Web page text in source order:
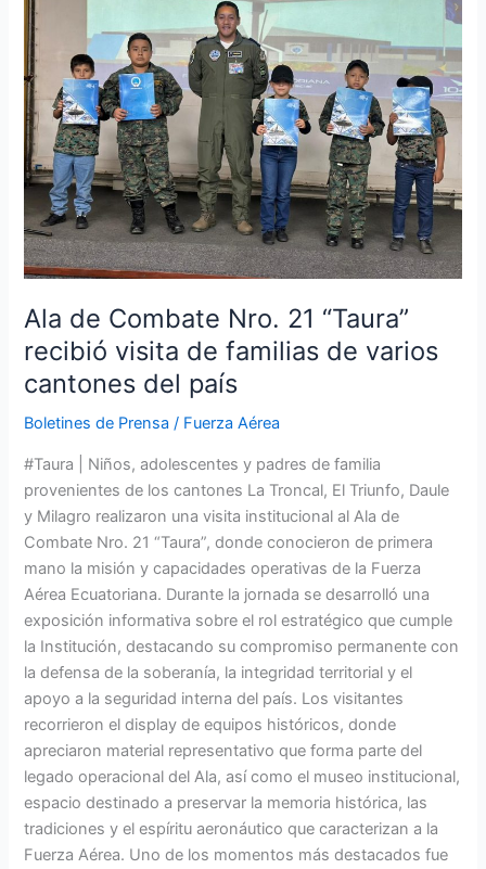
Ala de Combate Nro. 21 “Taura”
recibió visita de familias de varios
cantones del país
Boletines de Prensa / Fuerza Aérea
#Taura | Niños, adolescentes y padres de familia
provenientes de los cantones La Troncal, El Triunfo, Daule
y Milagro realizaron una visita institucional al Ala de
Combate Nro. 21 “Taura”, donde conocieron de primera
mano la misión y capacidades operativas de la Fuerza
Aérea Ecuatoriana. Durante la jornada se desarrolló una
exposición informativa sobre el rol estratégico que cumple
la Institución, destacando su compromiso permanente con
la defensa de la soberanía, la integridad territorial y el
apoyo a la seguridad interna del país. Los visitantes
recorrieron el display de equipos históricos, donde
apreciaron material representativo que forma parte del
legado operacional del Ala, así como el museo institucional,
espacio destinado a preservar la memoria histórica, las
tradiciones y el espíritu aeronáutico que caracterizan a la
Fuerza Aérea. Uno de los momentos más destacados fue
Combate
Nro.
21
“Taura”
recibió
visita
de
familias
de
varios
cantones
país